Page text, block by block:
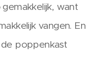
want
vangen. En
poppenkast